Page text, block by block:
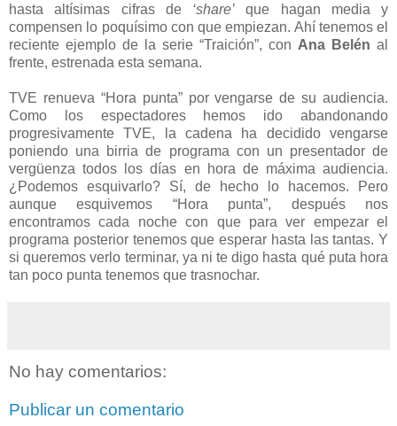
hasta altísimas cifras de ‘share’ que hagan media y
compensen lo poquísimo con que empiezan. Ahí tenemos el
reciente ejemplo de la serie “Traición”, con Ana Belén al
frente, estrenada esta semana.
TVE renueva “Hora punta” por vengarse de su audiencia.
Como los espectadores hemos ido abandonando
progresivamente TVE, la cadena ha decidido vengarse
poniendo una birria de programa con un presentador de
vergüenza todos los días en hora de máxima audiencia.
¿Podemos esquivarlo? Sí, de hecho lo hacemos. Pero
aunque esquivemos “Hora punta”, después nos
encontramos cada noche con que para ver empezar el
programa posterior tenemos que esperar hasta las tantas. Y
si queremos verlo terminar, ya ni te digo hasta qué puta hora
tan poco punta tenemos que trasnochar.
No hay comentarios:
Publicar un comentario